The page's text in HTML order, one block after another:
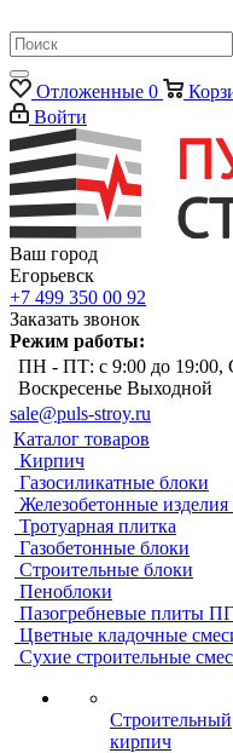
Отложенные 0
Войти
Ваш город
Егорьевск
+7 499 350 00 92
Заказать звонок
Режим работы:
ПН - ПТ: с 9:00 до 19:00,
Воскресенье Выходной
sale@puls-stroy.ru
Каталог товаров
Кирпич
Газосиликатные блоки
Железобетонные
Тротуарная плитка
Газобетонные блоки
Строительные блоки
Пеноблоки
Пазогребневые плиты
Цветные кладочные
Сухие строительные
Строительный
кирпич